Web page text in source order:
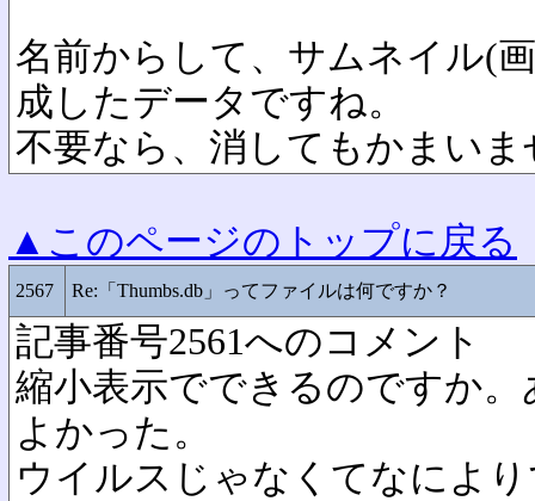
名前からして、サムネイル(
成したデータですね。
不要なら、消してもかまいま
▲このページのトップに戻る
2567 Re:「Thumbs.db」ってファイルは何ですか？
記事番号2561へのコメント
縮小表示でできるのですか
よかった。
ウイルスじゃなくてなによ